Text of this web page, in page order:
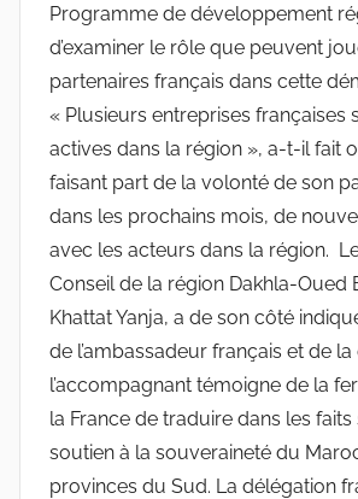
Programme de développement
d’examiner le rôle que peuvent
partenaires français dans cette
« Plusieurs entreprises françaises
actives dans la région », a-t-il fait
faisant part de la volonté de son
dans les prochains mois, de
avec les acteurs dans la région.
Conseil de la région Dakhla-Oued
Khattat Yanja, a de son côté
de l’ambassadeur français et de
l’accompagnant témoigne de la
la France de traduire dans les
soutien à la souveraineté du
provinces du Sud. La délégation